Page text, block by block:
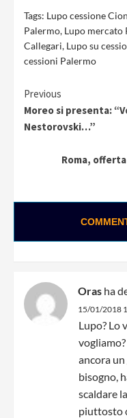
Tags: Lupo cessione
Palermo, Lupo mercato
Callegari, Lupo su
cessioni Palermo
Continue
Reading
Previous
Moreo si presenta:
Nestorovski…”
Roma,
Oras ha
15/01/2018
Lupo? Lo
ancora
bisogno,
scaldare
piuttosto